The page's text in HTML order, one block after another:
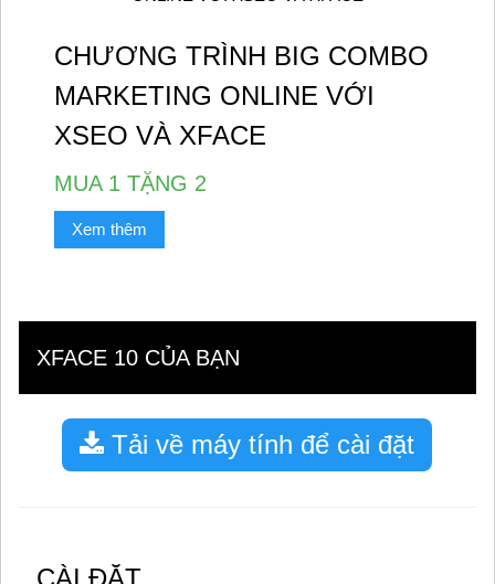
CHƯƠNG TRÌNH BIG COMBO
MARKETING ONLINE VỚI
XSEO VÀ XFACE
MUA 1 TẶNG 2
Xem thêm
XFACE 10 CỦA BẠN
Tải về máy tính để cài đặt